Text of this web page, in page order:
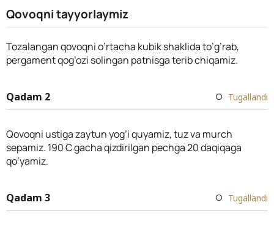
Qovoqni tayyorlaymiz
Tozalangan qovoqni o’rtacha kubik shaklida to’g’rab,
pergament qog’ozi solingan patnisga terib chiqamiz.
Qadam 2 Tugallandi
Qovoqni ustiga zaytun yog’i quyamiz, tuz va murch
sepamiz. 190 C gacha qizdirilgan pechga 20 daqiqaga
qo’yamiz.
Qadam 3 Tugallandi